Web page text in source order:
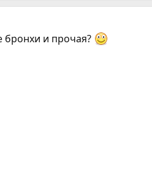
бронхи и прочая?